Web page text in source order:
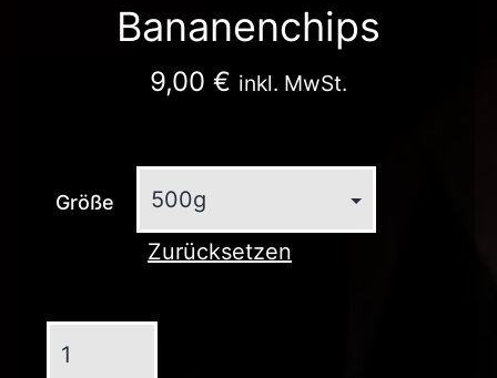
Bananenchips
9,00 € inkl. MwSt.
Größe
Zurücksetzen
Menge